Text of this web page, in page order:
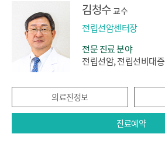
김청수 교수
전립선암센터장
전문 진료 분야
전립선암, 전립선비대증
의료진정보
진료예약